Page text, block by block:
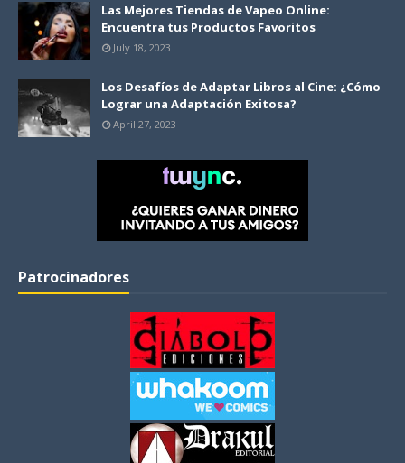
Las Mejores Tiendas de Vapeo Online:
Encuentra tus Productos Favoritos
July 18, 2023
Los Desafíos de Adaptar Libros al Cine: ¿Cómo
Lograr una Adaptación Exitosa?
April 27, 2023
Patrocinadores